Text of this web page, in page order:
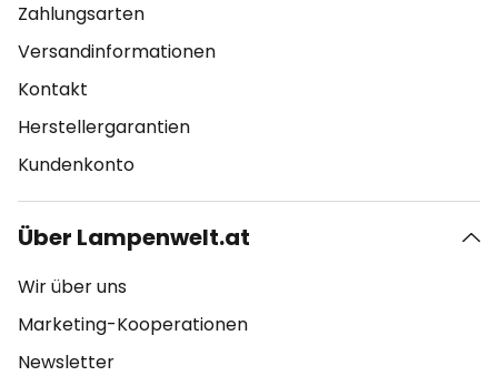
Zahlungsarten
Versandinformationen
Kontakt
Herstellergarantien
Kundenkonto
Über Lampenwelt.at
Wir über uns
Marketing-Kooperationen
Newsletter